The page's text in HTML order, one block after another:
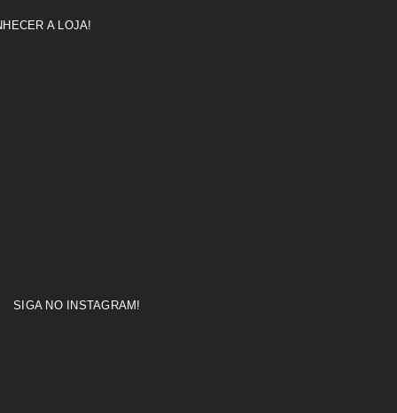
A LOJA!
SIGA NO INSTAGRAM!